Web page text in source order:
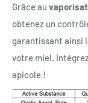
Grâce au
obtenez un
garantissant ainsi
votre miel.
apicole !